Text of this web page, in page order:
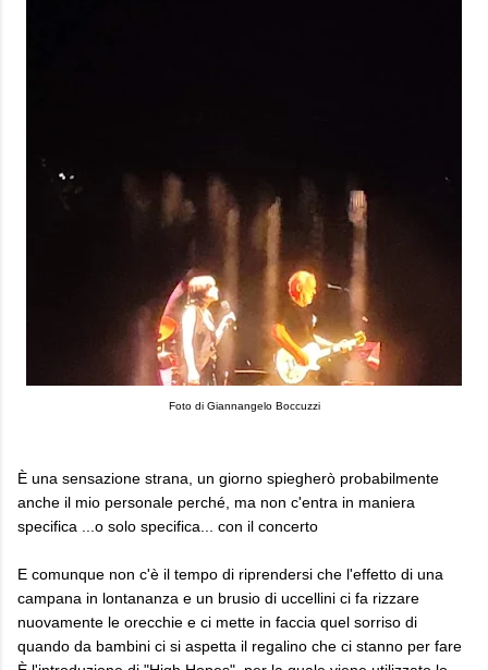
Foto di Giannangelo Boccuzzi
È una sensazione strana, un giorno spiegherò probabilmente
anche il mio personale perché, ma non c'entra in maniera
specifica ...o solo specifica... con il concerto
E comunque non c'è il tempo di riprendersi che l'effetto di una
campana in lontananza e un brusio di uccellini ci fa rizzare
nuovamente le orecchie e ci mette in faccia quel sorriso di
quando da bambini ci si aspetta il regalino che ci stanno per fare